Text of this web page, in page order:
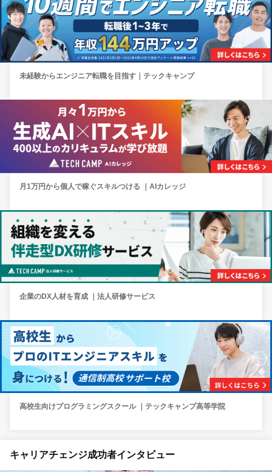
未経験からエンジニア転職を目指す｜テックキャンプ
月1万円から個人で稼ぐスキルつける ｜AIカレッジ
企業のDX人材を育成 ｜法人研修サービス
高校生向けプログラミングスクール ｜テックキャンプ高等学院
キャリアチェンジ成功者インタビュー